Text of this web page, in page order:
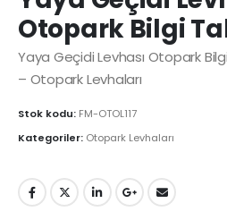
Otopark Bilgi
Yaya Geçidi Levhası Otopark
– Otopark Levhaları
Stok kodu: FM-OTOL117
Kategoriler: Otopark Levhaları